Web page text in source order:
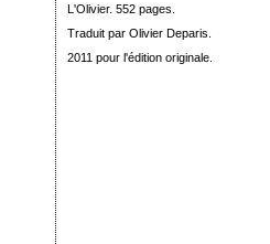
L'Olivier. 552 pages.
Traduit par Olivier Deparis.
2011 pour l'édition originale.